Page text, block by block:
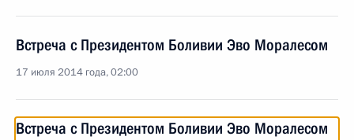
Встреча с Президентом Боливии Эво Моралесом
17 июля 2014 года, 02:00
Встреча с Президентом Боливии Эво Моралесом